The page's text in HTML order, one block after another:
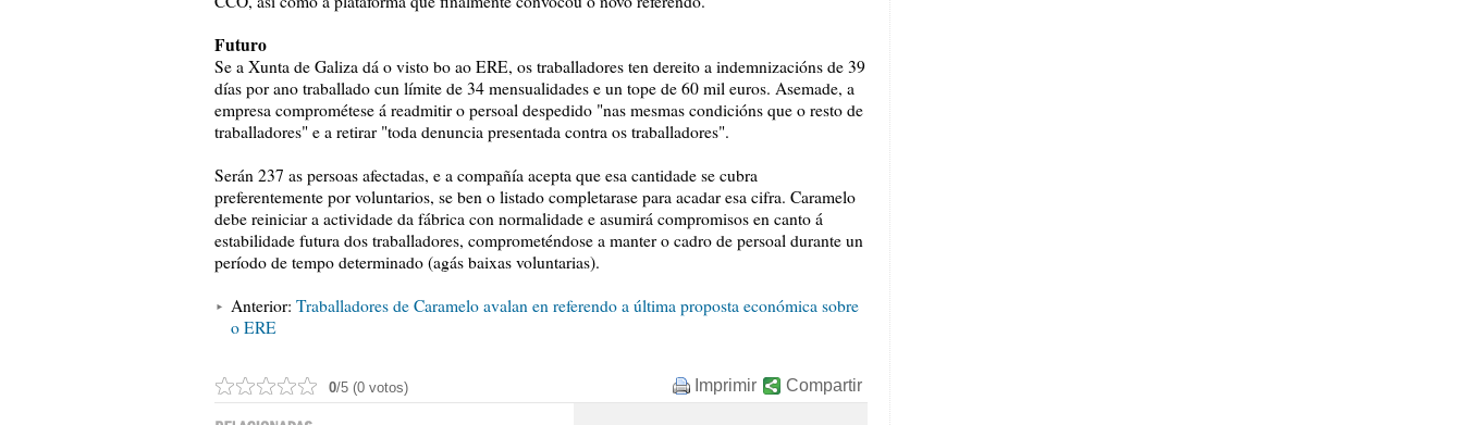
Futuro
Se a Xunta de Galiza dá o visto bo ao ERE, os traballadores ten dereito a indemnizacións de 39
días por ano traballado cun límite de 34 mensualidades e un tope de 60 mil euros. Asemade, a
empresa comprométese á readmitir o persoal despedido "nas mesmas condicións que o resto de
traballadores" e a retirar "toda denuncia presentada contra os traballadores".
Serán 237 as persoas afectadas, e a compañía acepta que esa cantidade se cubra
preferentemente por voluntarios, se ben o listado completarase para acadar esa cifra. Caramelo
debe reiniciar a actividade da fábrica con normalidade e asumirá compromisos en canto á
estabilidade futura dos traballadores, comprometéndose a manter o cadro de persoal durante un
período de tempo determinado (agás baixas voluntarias).
Anterior: Traballadores de Caramelo avalan en referendo a última proposta económica sobre
o ERE
0/5 (0 votos) Compartir
Imprimir